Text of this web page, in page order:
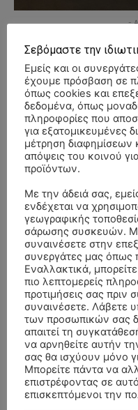
-
ΣΥΛΛΥΠΗΤΗΡΙΑ
ΠΑΝΑΓΙΩΤΗΣ IΩΑΚΕΙΜΙΔΗΣεπί
ΣΠΥΡΙΔΟΥΛΑ Γ.
Αγγελική ΘωμουεπίΚΗΔΕΙΑ
ΤΣΙΛΙΚΗΣ ΕΤΩΝ 79
Δημήτριος Δάτσικας επί
ΚΩΝΣΤΑΝΤΙΝΟΣ Ε.
Σεβόμαστε την
Εμείς και οι
έχουμε πρόσβαση σε
όπως cookies και
δεδομένα, όπως
πληροφορίες που
για εξατομικευμένες
μέτρηση διαφημίσεων
απόψεις του κοινού
προϊόντων.
Με την άδειά σας,
ενδέχεται να
γεωγραφικής
σάρωσης συσκευών.
συναινέσετε στην
συνεργάτες μας όπως
Εναλλακτικά,
πιο λεπτομερείς
προτιμήσεις σας πριν
συναινέσετε. Λάβετε
των προσωπικών σας
απαιτεί τη
να αρνηθείτε αυτήν
σας θα ισχύουν μόνο
Μπορείτε πάντα να
επιστρέφοντας σε
επισκεπτόμενοι την